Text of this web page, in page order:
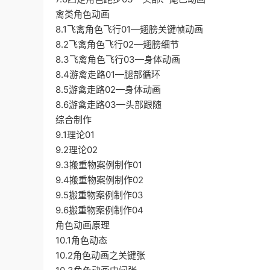
禽类角色动画
8.1飞禽角色飞行01—翅膀关键帧动画
8.2飞禽角色飞行02—翅膀细节
8.3飞禽角色飞行03—身体动画
8.4游禽走路01—腿部循环
8.5游禽走路02—身体动画
8.6游禽走路03—头部跟随
综合制作
9.1理论01
9.2理论02
9.3搬重物案例制作01
9.4搬重物案例制作02
9.5搬重物案例制作03
9.6搬重物案例制作04
角色动画原理
10.1角色动态
10.2角色动画之关键张